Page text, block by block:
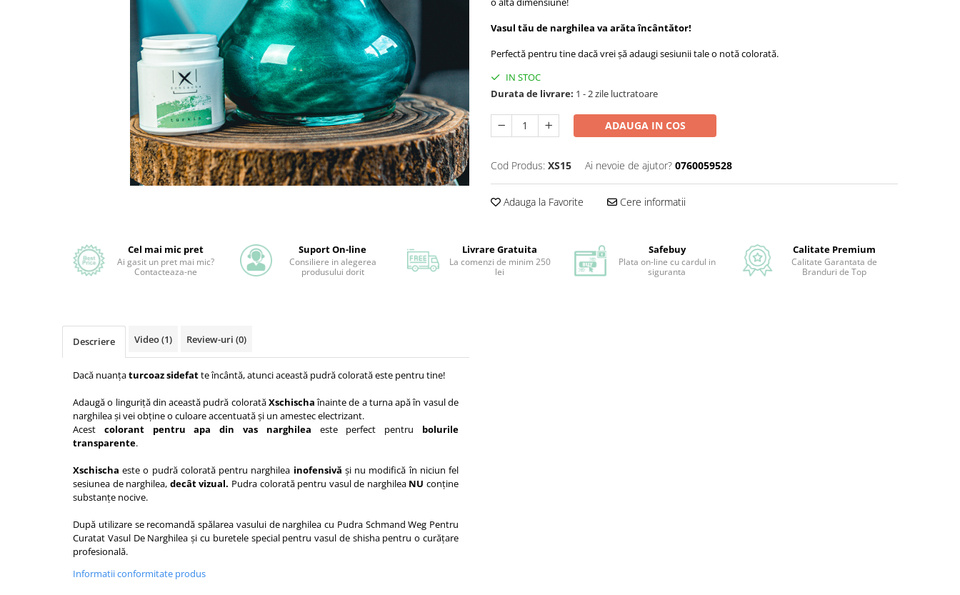
Vasul tău de narghilea va arăta încântător!
Perfectă pentru tine dacă vrei șă adaugi sesiunii tale o notă colorată.
IN STOC
Durata de livrare: 1 - 2 zile luctratoare
ADAUGA IN COS
Cod Produs: XS15 Ai nevoie de ajutor? 0760059528
Adauga la Favorite Cere informatii
Cel mai mic pret
Ai gasit un pret mai mic?
Contacteaza-ne
Suport On-line
Consiliere in alegerea
produsului dorit
Livrare Gratuita
La comenzi de minim 250
lei
Safebuy
Plata on-line cu cardul in
siguranta
Calitate Premium
Calitate Garantata de
Branduri de Top
Descriere Video(1) Review-uri (0)
Dacă nuanțaturcoaz sidefatte încântă, atunci această pudră colorată este pentru tine!
Adaugă o linguriță din această pudră coloratăXschischa înainte de a turna apă în vasul de
narghilea și vei obține o culoare accentuată și un amestec electrizant.
Acest colorant pentru apa din vas narghilea este perfect pentru bolurile
transparente.
Xschischaeste o pudră colorată pentru narghilea inofensivă și nu modifică în niciun fel
sesiunea de narghilea, decât vizual. Pudra colorată pentru vasul de narghilea NUconține
substanțe nocive.
După utilizare se recomandă spălarea vasului de narghilea cu Pudra Schmand Weg Pentru
Curatat Vasul De Narghilea și cu buretele special pentru vasul de shishapentru o curățare
profesională.
Informatii conformitate produs